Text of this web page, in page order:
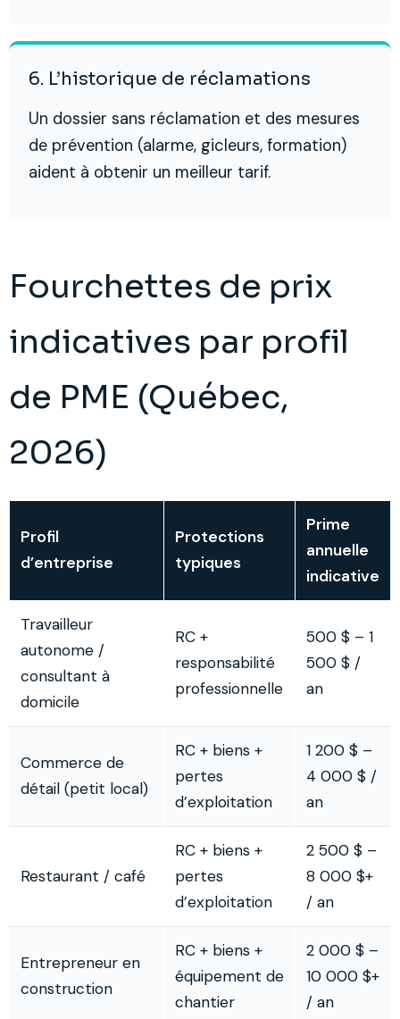
6. L’historique de réclamations
Un dossier sans réclamation et des mesures
de prévention (alarme, gicleurs, formation)
aident à obtenir un meilleur tarif.
Fourchettes de prix
indicatives par profil
de PME (Québec,
2026)
Profil
d’entreprise
Protections
typiques
Prime
annuelle
indicative
Travailleur
autonome /
consultant à
domicile
RC +
responsabilité
professionnelle
500 $ – 1
500 $ /
an
Commerce de
détail (petit local)
RC + biens +
pertes
d’exploitation
1 200 $ –
4 000 $ /
an
Restaurant / café
RC + biens +
pertes
d’exploitation
2 500 $ –
8 000 $+
/ an
Entrepreneur en
construction
RC + biens +
équipement de
chantier
2 000 $ –
10 000 $+
/ an